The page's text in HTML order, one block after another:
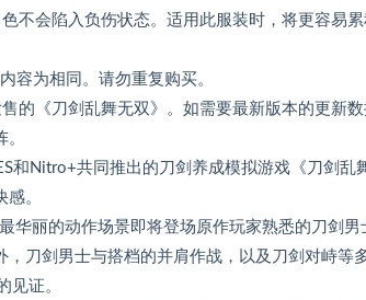
不会陷入负伤状态。适用此服装时，将更容易
容为相同。请勿重复购买。
的《刀剑乱舞无双》。如需要最新版本的更新
和Nitro+共同推出的刀剑养成模拟游戏《刀剑乱
。
华丽的动作场景即将登场原作玩家熟悉的刀剑男
，刀剑男士与搭档的并肩作战，以及刀剑对峙
见证。